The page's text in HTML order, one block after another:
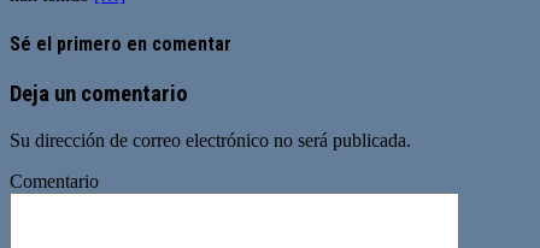
Sé el primero en comentar
Deja un comentario
Su dirección de correo electrónico no será publicada.
Comentario